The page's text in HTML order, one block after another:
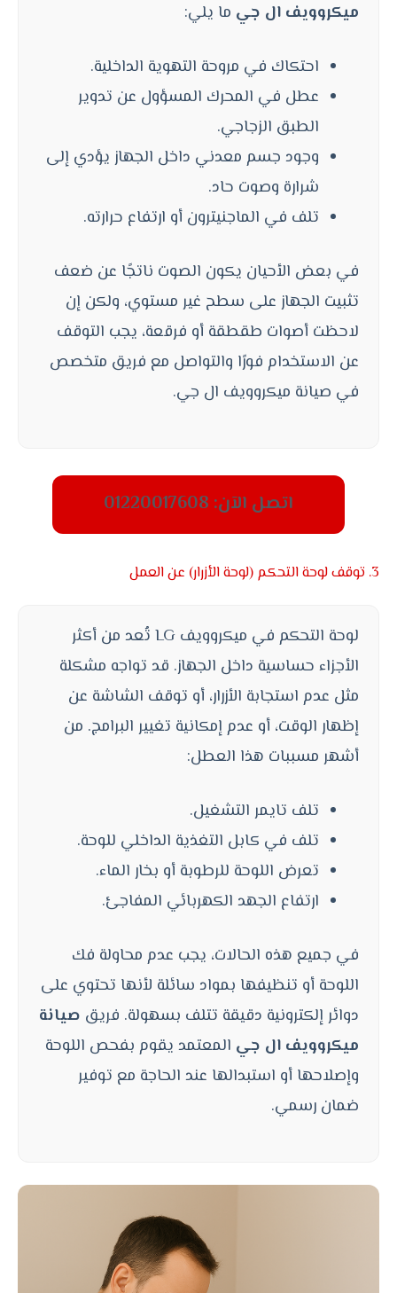
ميكروويف ال جي ما يلي:
احتكاك في مروحة التهوية الداخلية.
عطل في المحرك المسؤول عن تدوير
الطبق الزجاجي.
وجود جسم معدني داخل الجهاز يؤدي إلى
شرارة وصوت حاد.
تلف في الماجنيترون أو ارتفاع حرارته.
في بعض الأحيان يكون الصوت ناتجًا عن ضعف
تثبيت الجهاز على سطح غير مستوي، ولكن إن
لاحظت أصوات طقطقة أو فرقعة، يجب التوقف
عن الاستخدام فورًا والتواصل مع فريق متخصص
في صيانة ميكروويف ال جي.
اتصل الآن: 01220017608
3. توقف لوحة التحكم (لوحة الأزرار) عن العمل
لوحة التحكم في ميكروويف LG تُعد من أكثر
الأجزاء حساسية داخل الجهاز. قد تواجه مشكلة
مثل عدم استجابة الأزرار، أو توقف الشاشة عن
إظهار الوقت، أو عدم إمكانية تغيير البرامج. من
أشهر مسببات هذا العطل:
تلف تايمر التشغيل.
تلف في كابل التغذية الداخلي للوحة.
تعرض اللوحة للرطوبة أو بخار الماء.
ارتفاع الجهد الكهربائي المفاجئ.
في جميع هذه الحالات، يجب عدم محاولة فك
اللوحة أو تنظيفها بمواد سائلة لأنها تحتوي على
دوائر إلكترونية دقيقة تتلف بسهولة. فريق صيانة
ميكروويف ال جي المعتمد يقوم بفحص اللوحة
وإصلاحها أو استبدالها عند الحاجة مع توفير
ضمان رسمي.